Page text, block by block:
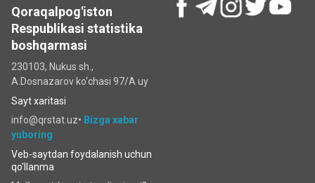
Qoraqalpog'iston
Respublikasi statistika
boshqarmasi
230103, Nukus sh.,
A.Dosnazarov ko‘chаsi 97/A uy
Sayt xaritasi
info@qrstat.uz• Bizga xabar
yuboring
Veb-saytdan foydalanish uchun
qo'llanma